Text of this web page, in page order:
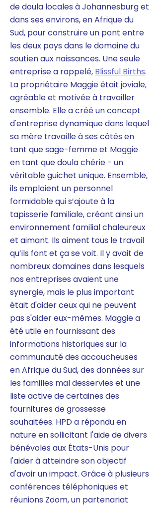
de doula locales à Johannesburg et
dans ses environs, en Afrique du
Sud, pour construire un pont entre
les deux pays dans le domaine du
soutien aux naissances. Une seule
entreprise a rappelé, Blissful Births.
La propriétaire Maggie était joviale,
agréable et motivée à travailler
ensemble. Elle a créé un concept
d'entreprise dynamique dans lequel
sa mère travaille à ses côtés en
tant que sage-femme et Maggie
en tant que doula chérie - un
véritable guichet unique. Ensemble,
ils emploient un personnel
formidable qui s’ajoute à la
tapisserie familiale, créant ainsi un
environnement familial chaleureux
et aimant. Ils aiment tous le travail
qu’ils font et ça se voit. Il y avait de
nombreux domaines dans lesquels
nos entreprises avaient une
synergie, mais le plus important
était d'aider ceux qui ne peuvent
pas s'aider eux-mêmes. Maggie a
été utile en fournissant des
informations historiques sur la
communauté des accoucheuses
en Afrique du Sud, des données sur
les familles mal desservies et une
liste active de certaines des
fournitures de grossesse
souhaitées. HPD a répondu en
nature en sollicitant l'aide de divers
bénévoles aux États-Unis pour
l'aider à atteindre son objectif
d'avoir un impact. Grâce à plusieurs
conférences téléphoniques et
réunions Zoom, un partenariat